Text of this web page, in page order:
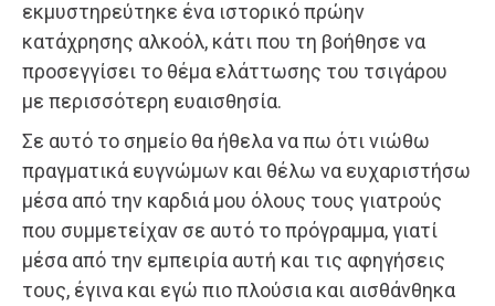
εκμυστηρεύτηκε ένα ιστορικό πρώην
κατάχρησης αλκοόλ, κάτι που τη βοήθησε να
προσεγγίσει το θέμα ελάττωσης του τσιγάρου
με περισσότερη ευαισθησία.
Σε αυτό το σημείο θα ήθελα να πω ότι νιώθω
πραγματικά ευγνώμων και θέλω να ευχαριστήσω
μέσα από την καρδιά μου όλους τους γιατρούς
που συμμετείχαν σε αυτό το πρόγραμμα, γιατί
μέσα από την εμπειρία αυτή και τις αφηγήσεις
τους, έγινα και εγώ πιο πλούσια και αισθάνθηκα